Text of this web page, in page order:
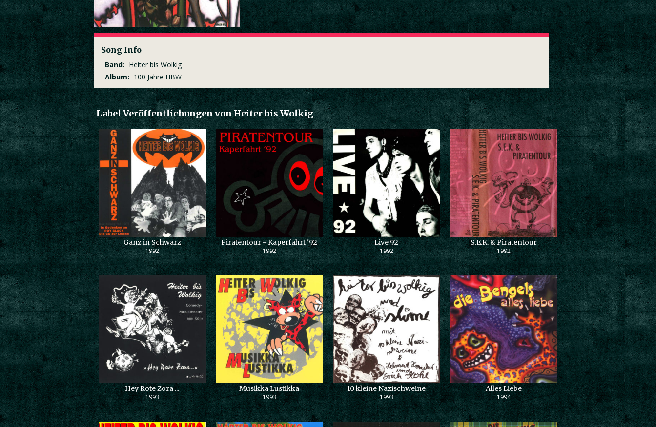
Song Info
Band: Heiter bis Wolkig
Album: 100 Jahre HBW
Label Veröffentlichungen von Heiter bis Wolkig
Ganz in Schwarz
1992
Piratentour - Kaperfahrt '92
1992
Live 92
1992
S.E.K. & Piratentour
1992
Hey Rote Zora ...
1993
Musikka Lustikka
1993
10 kleine Nazischweine
1993
Alles Liebe
1994